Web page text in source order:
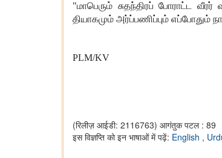
"மாபெரும் சுதந்திரப் போராட்ட
தியாகமும் அர்ப்பணிப்பும் எப்போதும்
PLM/KV
(रिलीज़ आईडी: 2116763) आगंतुक पटल : 89
इस विज्ञप्ति को इन भाषाओं में पढ़ें: English ,